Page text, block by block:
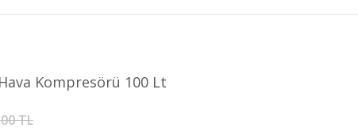
Kompresörü 100 Lt
TL